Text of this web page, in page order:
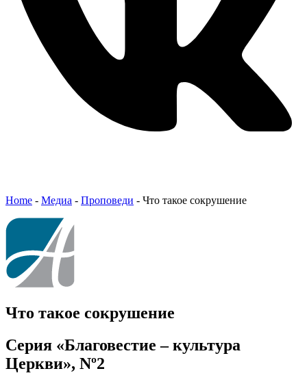
Home - Медиа - Проповеди - Что такое сокрушение
Что такое сокрушение
Серия «Благовестие – культура
Церкви», Nº2